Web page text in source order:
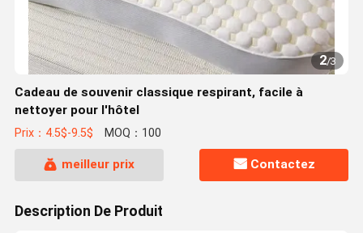
2/3
Cadeau de souvenir classique respirant, facile à
nettoyer pour l'hôtel
Prix：4.5$-9.5$ MOQ：100
meilleur prix Contactez
Description De Produit